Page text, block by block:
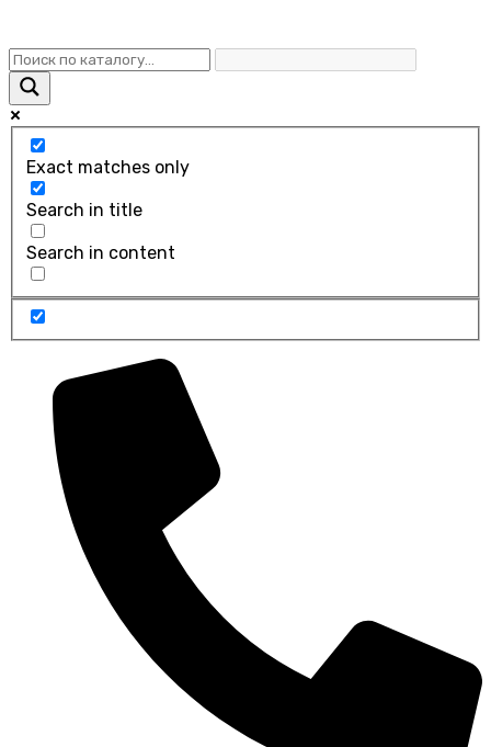
Exact matches only
Search in title
Search in content